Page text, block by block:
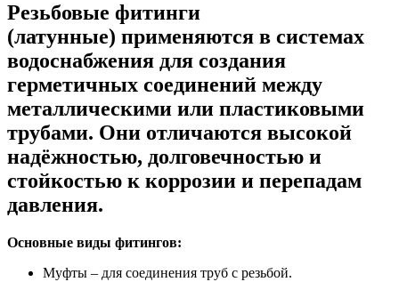
Резьбовые фитинги
(латунные) применяются в системах
водоснабжения для создания
герметичных соединений между
металлическими или пластиковыми
трубами. Они отличаются высокой
надёжностью, долговечностью и
стойкостью к коррозии и перепадам
давления.
Основные виды фитингов:
Муфты – для соединения труб с резьбой.